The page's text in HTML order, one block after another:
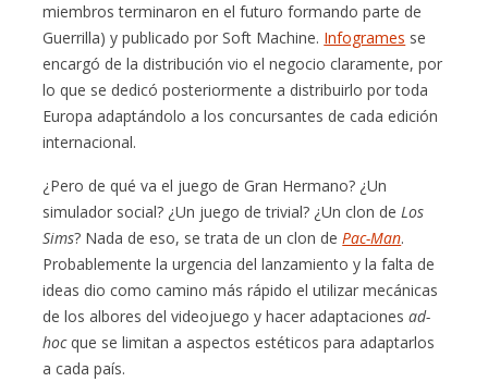
miembros terminaron en el futuro formando parte de
Guerrilla) y publicado por Soft Machine. Infogrames se
encargó de la distribución vio el negocio claramente, por
lo que se dedicó posteriormente a distribuirlo por toda
Europa adaptándolo a los concursantes de cada edición
internacional.
¿Pero de qué va el juego de Gran Hermano? ¿Un
simulador social? ¿Un juego de trivial? ¿Un clon deLos
Sims? Nada de eso, se trata de un clon dePac-Man.
Probablemente la urgencia del lanzamiento y la falta de
ideas dio como camino más rápido el utilizar mecánicas
de los albores del videojuego y hacer adaptacionesad-
hocque se limitan a aspectos estéticos para adaptarlos
a cada país.